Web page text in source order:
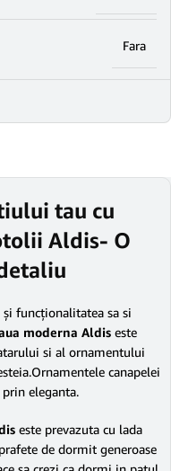
Fara
tau cu
Aldis- O
funcționalitatea sa si
moderna Aldis este
si al ornamentului
canapelei
eleganta.
este prevazuta cu lada
de dormit generoase